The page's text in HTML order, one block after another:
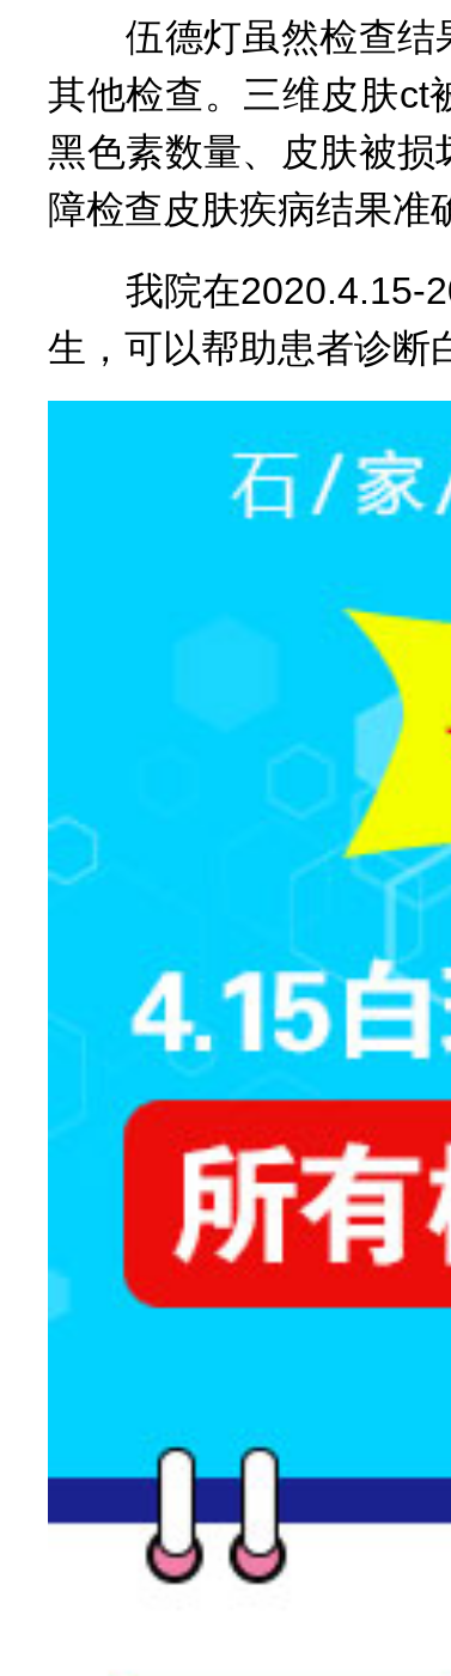
伍德灯虽然检查结果
其他检查。三维皮肤ct
黑色素数量、皮肤被
障检查皮肤疾病结果准
我院在2020.4.15-
生，可以帮助患者诊断